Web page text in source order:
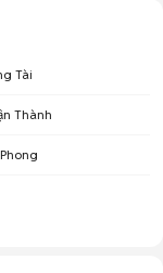
Tài
Thành